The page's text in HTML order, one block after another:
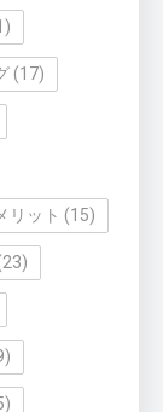
(17)
リット (15)